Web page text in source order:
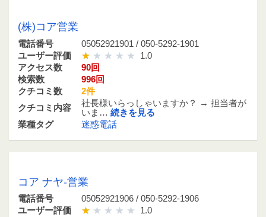
(株)コア営業
電話番号
05052921901 / 050-5292-1901
ユーザー評価
1.0
アクセス数
90回
検索数
996回
クチコミ数
2件
クチコミ内容
社長様いらっしゃいますか？ → 担当者が
いま… 続きを見る
業種タグ
迷惑電話
コア ナヤ-営業
電話番号
05052921906 / 050-5292-1906
ユーザー評価
1.0